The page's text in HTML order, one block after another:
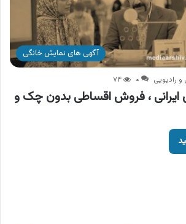
آگهی های نمایش خانگی
رادیویی ۰ ۷۴
ایرانی ، فروش اقساطی بدون چک و